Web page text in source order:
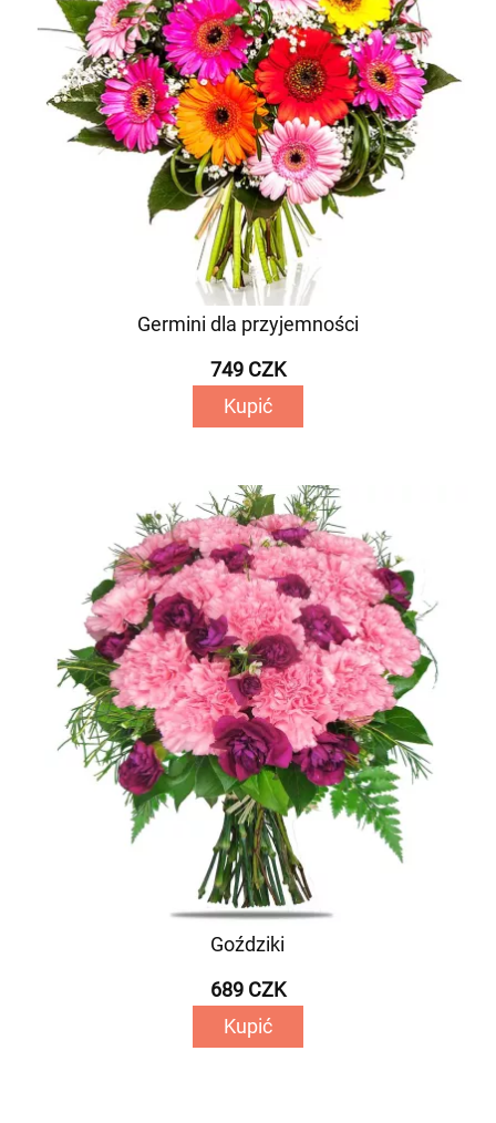
Germini dla przyjemności
749 CZK
Kupić
Goździki
689 CZK
Kupić